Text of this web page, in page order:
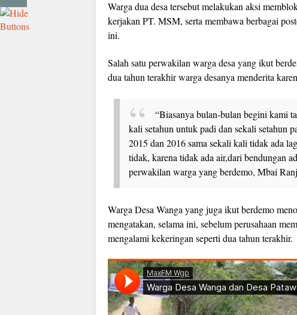
Warga dua desa tersebut melakukan aksi
kerjakan PT. MSM, serta membawa berbagai
ini.
Salah satu perwakilan warga desa yang ikut
dua tahun terakhir warga desanya menderita
“Biasanya bulan-bulan begini kami
kali setahun untuk padi dan sekali setahun
2015 dan 2016 sama sekali kali tidak ada
tidak, karena tidak ada air,dari bendungan
perwakilan warga yang berdemo, Mbai
Warga Desa Wanga yang juga ikut berdemo
mengatakan, selama ini, sebelum perusahaan
mengalami kekeringan seperti dua tahun terakhir.